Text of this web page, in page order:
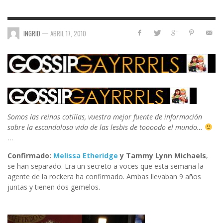
INGRID — ABRIL 17, 2010
Somos las reinas cotillas, vuestra mejor fuente de información
sobre la escandalosa vida de las lesbis de toooodo el mundo…
…
Confirmado: Melissa Etheridgey Tammy Lynn Michaels,
se han separado. Era un secreto a voces que esta semana la
agente de la rockera ha confirmado. Ambas llevaban 9 años
juntas y tienen dos gemelos.